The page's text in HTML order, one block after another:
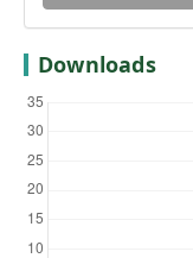
Downloads